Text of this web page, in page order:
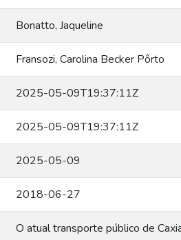
Bonatto, Jaqueline
Fransozi, Carolina Becker Pôrto
2025-05-09T19:37:11Z
2025-05-09T19:37:11Z
2025-05-09
2018-06-27
O atual transporte público de